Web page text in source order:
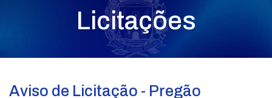
Licitações
Aviso de Licitação - Pregão